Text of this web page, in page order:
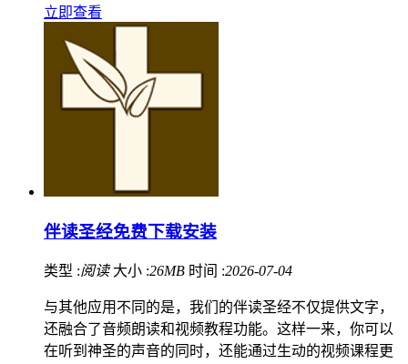
立即查看
伴读圣经免费下载安装
类型 :阅读 大小 :26MB 时间 :2026-07-04
与其他应用不同的是，我们的伴读圣经不仅提供文字，
还融合了音频朗读和视频教程功能。这样一来，你可以
在听到神圣的声音的同时，还能通过生动的视频课程更